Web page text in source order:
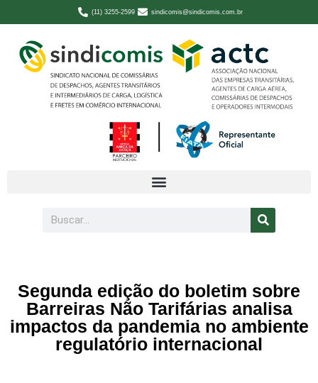
(11) 3255-2599 sindicomis@sindicomis.com.br
Segunda edição do boletim sobre
Barreiras Não Tarifárias analisa
impactos da pandemia no ambiente
regulatório internacional